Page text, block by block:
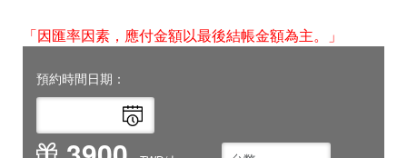
「因匯率因素，應付金額以最後結帳金額為主。」
預約時間日期：